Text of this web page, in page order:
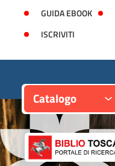
GUIDA EBOOK
ISCRIVITI
Catalogo